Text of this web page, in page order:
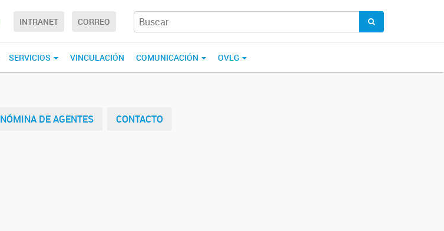
INTRANET CORREO
SERVICIOS VINCULACIÓN COMUNICACIÓN OVLG
NÓMINA DE AGENTES CONTACTO